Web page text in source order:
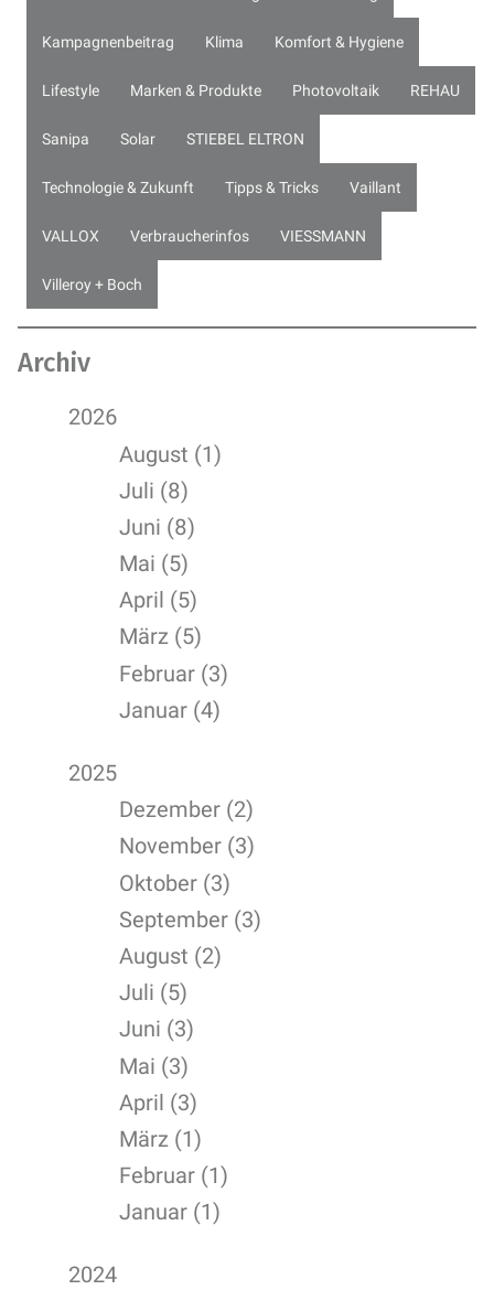
Kampagnenbeitrag Klima Komfort & Hygiene
Lifestyle Marken & Produkte Photovoltaik REHAU
Sanipa Solar STIEBEL ELTRON
Technologie & Zukunft Tipps & Tricks Vaillant
VALLOX Verbraucherinfos VIESSMANN
Villeroy + Boch
Archiv
2026
August (1)
Juli (8)
Juni (8)
Mai (5)
April (5)
März (5)
Februar (3)
Januar (4)
2025
Dezember (2)
November (3)
Oktober (3)
September (3)
August (2)
Juli (5)
Juni (3)
Mai (3)
April (3)
März (1)
Februar (1)
Januar (1)
2024